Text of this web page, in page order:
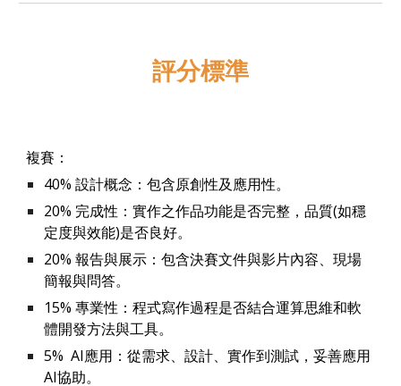
評分標準
複賽：
40% 設計概念：包含原創性及應用性。
20% 完成性：實作之作品功能是否完整，品質(如穩
定度與效能)是否良好。
20% 報告與展示：包含決賽文件與影片內容、現場
簡報與問答。
15% 專業性：程式寫作過程是否結合運算思維和軟
體開發方法與工具。
5% AI應用：從需求、設計、實作到測試，妥善應用
AI協助。